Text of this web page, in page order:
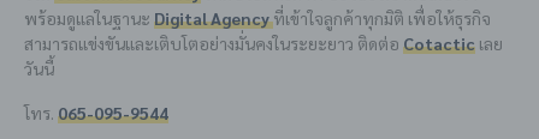
พร้อมดูแลในฐานะ Digital Agency ที่เข้าใจลูกค้าทุกมิติ เพื่อให้ธุรกิจ
สามารถแข่งขันและเติบโตอย่างมั่นคงในระยะยาว ติดต่อ Cotactic เลย
วันนี้
โทร. 065-095-9544